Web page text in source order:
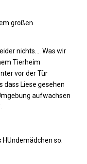
großen
nichts…. Was wir
Tierheim
vor der Tür
dass Liese gesehen
aufwachsen
HUndemädchen so: